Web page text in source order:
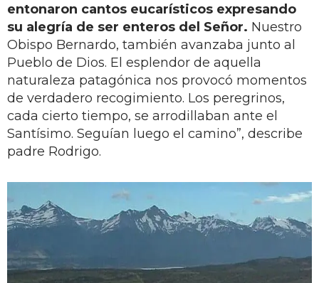
entonaron cantos eucarísticos expresando
su alegría de ser enteros del Señor. Nuestro
Obispo Bernardo, también avanzaba junto al
Pueblo de Dios. El esplendor de aquella
naturaleza patagónica nos provocó momentos
de verdadero recogimiento. Los peregrinos,
cada cierto tiempo, se arrodillaban ante el
Santísimo. Seguían luego el camino”, describe
padre Rodrigo.